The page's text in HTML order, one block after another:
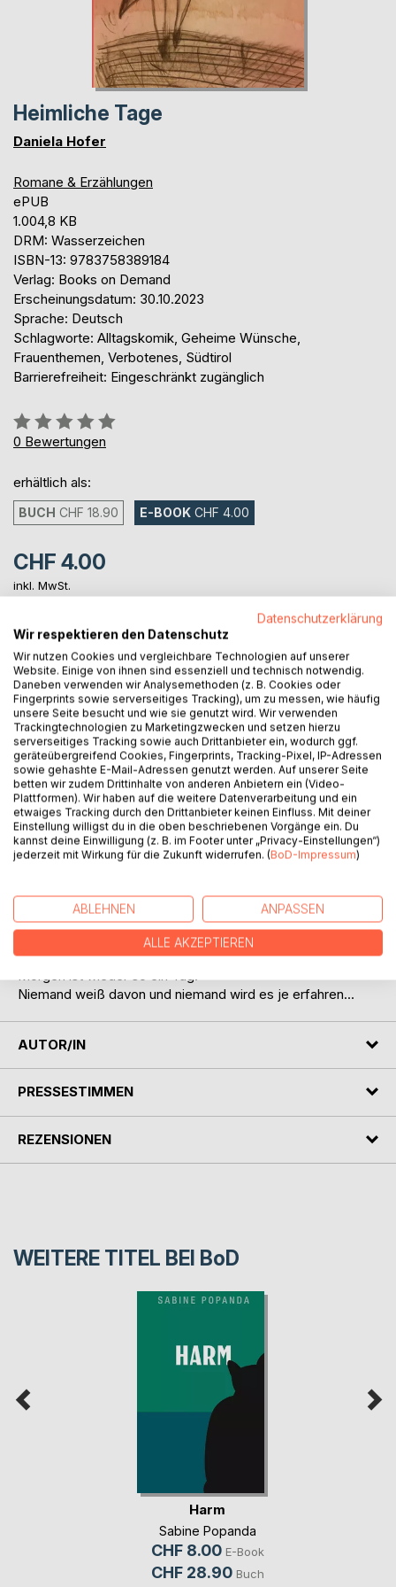
Heimliche Tage
Daniela Hofer
Romane & Erzählungen
ePUB
1.004,8 KB
DRM: Wasserzeichen
ISBN-13: 9783758389184
Verlag: Books on Demand
Erscheinungsdatum: 30.10.2023
Sprache: Deutsch
Schlagworte: Alltagskomik, Geheime Wünsche,
Frauenthemen, Verbotenes, Südtirol
Barrierefreiheit: Eingeschränkt zugänglich
Bewertung::
0%
0 Bewertungen
erhältlich als:
BUCH CHF 18.90 E-BOOK CHF 4.00
CHF 4.00
inkl. MwSt.
IN DEN WARENKORB
Auf die Merkliste
Titel bewerten
Alles, was ihr bleibt, sind die heimlichen Tage.
Das ist mehr, als sie erwarten kann.
Bald ist es soweit.
Niemand weiß davon und niemand wird es je erfahren...
AUTOR/IN
PRESSESTIMMEN
REZENSIONEN
WEITERE TITEL BEI BoD
Harm
Sabine Popanda
CHF 8.00 E-Book
CHF 28.90 Buch
Datenschutzerklärung
Wir respektieren den Datenschutz
Wir nutzen Cookies und vergleichbare Technologien auf unserer
Website. Einige von ihnen sind essenziell und technisch notwendig.
Daneben verwenden wir Analysemethoden (z. B. Cookies oder
Fingerprints sowie serverseitiges Tracking), um zu messen, wie häufig
unsere Seite besucht und wie sie genutzt wird. Wir verwenden
Trackingtechnologien zu Marketingzwecken und setzen hierzu
serverseitiges Tracking sowie auch Drittanbieter ein, wodurch ggf.
geräteübergreifend Cookies, Fingerprints, Tracking-Pixel, IP-Adressen
sowie gehashte E-Mail-Adressen genutzt werden. Auf unserer Seite
betten wir zudem Drittinhalte von anderen Anbietern ein (Video-
Plattformen). Wir haben auf die weitere Datenverarbeitung und ein
etwaiges Tracking durch den Drittanbieter keinen Einfluss. Mit deiner
Einstellung willigst du in die oben beschriebenen Vorgänge ein. Du
kannst deine Einwilligung (z. B. im Footer unter „Privacy-Einstellungen“)
jederzeit mit Wirkung für die Zukunft widerrufen. (BoD-Impressum)
ABLEHNEN ANPASSEN
ALLE AKZEPTIEREN